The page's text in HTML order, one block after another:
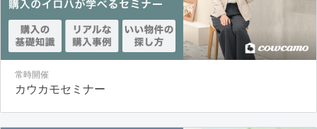
常時開催
カウカモセミナー